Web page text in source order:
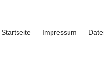
Startseite Impressum